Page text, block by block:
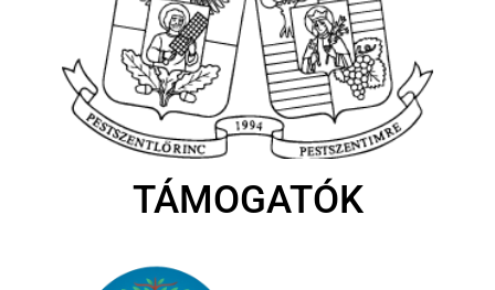
TÁMOGATÓK